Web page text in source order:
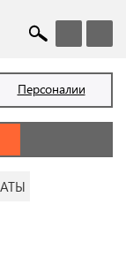
Персоналии